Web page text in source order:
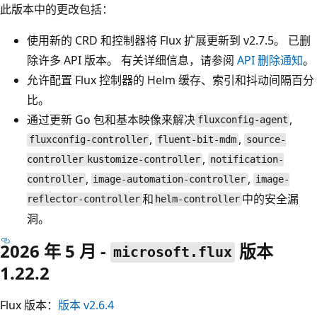
此版本中的更改包括：
使用新的 CRD 和控制器将 Flux 扩展更新到 v2.7.5。 已删
除许多 API 版本。 有关详细信息，请参阅 API 删除通知。
允许配置 Flux 控制器的 Helm 缓存、索引和抖动间隔百分
比。
通过更新 Go 包和基本映像来解决 fluxconfig-agent ,
fluxconfig-controller , fluent-bit-mdm , source-
controller kustomize-controller , notification-
controller , image-automation-controller , image-
reflector-controller和 helm-controller 中的安全漏
洞。
2026 年 5 月 - microsoft.flux 版本
1.22.2
Flux 版本： 版本 v2.6.4